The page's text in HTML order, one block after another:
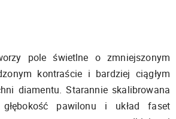
pole świetlne o zmniejszonym
kontraście i bardziej ciągłym
diamentu. Starannie skalibrowana
pawilonu i układ faset